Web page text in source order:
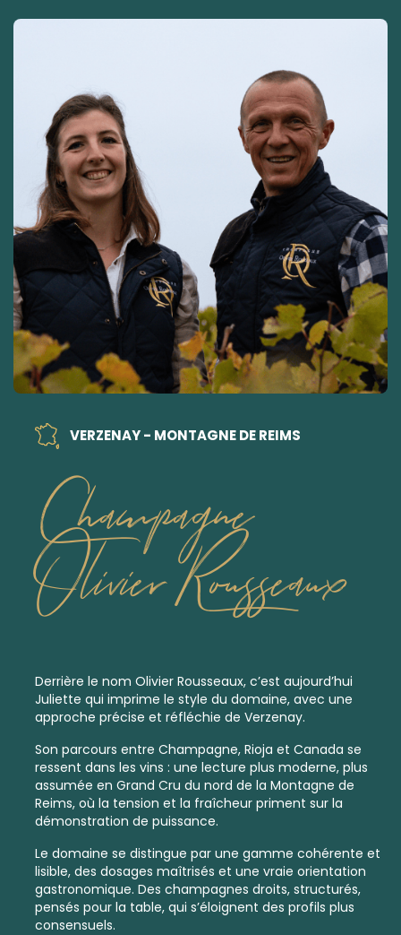
VERZENAY - MONTAGNE DE REIMS
Champagne
Olivier Rousseaux
Derrière le nom Olivier Rousseaux, c’est aujourd’hui
Juliette qui imprime le style du domaine, avec une
approche précise et réfléchie de Verzenay.
Son parcours entre Champagne, Rioja et Canada se
ressent dans les vins : une lecture plus moderne, plus
assumée en Grand Cru du nord de la Montagne de
Reims, où la tension et la fraîcheur priment sur la
démonstration de puissance.
Le domaine se distingue par une gamme cohérente et
lisible, des dosages maîtrisés et une vraie orientation
gastronomique. Des champagnes droits, structurés,
pensés pour la table, qui s’éloignent des profils plus
consensuels.